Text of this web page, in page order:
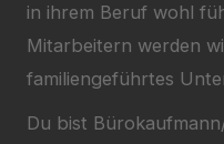
in ihrem Beruf wohl
Mitarbeitern werden
familiengeführtes
Du bist